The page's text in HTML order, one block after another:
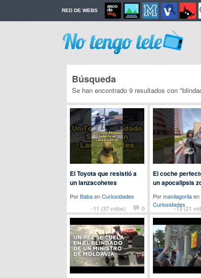
RED DE WEBS
Búsqueda
Se han encontrado 9 resultados con
-11 (37 votos) 0
El Toyota que resistió a
un lanzacohetes
PorBabaenCuriosidades
-13 (21
El coche
un apocalipsis
Pormanilagorilaen
Curiosidades